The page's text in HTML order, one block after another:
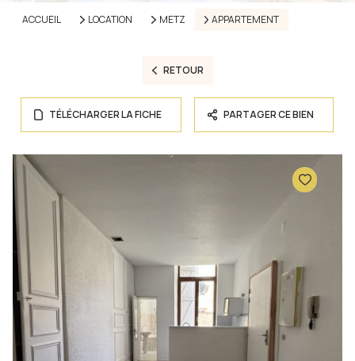
ACCUEIL LOCATION METZ APPARTEMENT
RETOUR
TÉLÉCHARGER LA FICHE PARTAGER CE BIEN